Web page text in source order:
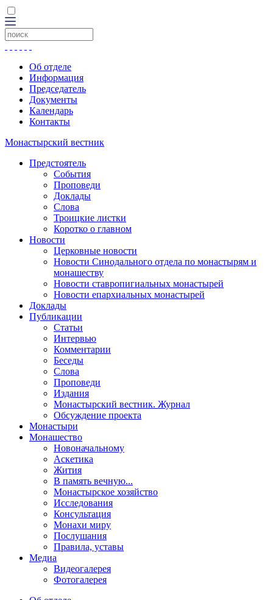
Об отделе
Информация
Председатель
Документы
Календарь
Контакты
Монастырский вестник
Предстоятель
События
Проповеди
Доклады
Слова
Троицкие листки
Коротко о главном
Новости
Церковные новости
Новости Синодального отдела по монастырям и
монашеству
Новости ставропигиальных монастырей
Новости епархиальных монастырей
Доклады
Публикации
Статьи
Интервью
Комментарии
Беседы
Слова
Проповеди
Издания
Монастырский вестник. Журнал
Обсуждение проекта
Монастыри
Монашество
Новоначальному
Аскетика
Жития
В память вечную...
Монастырское хозяйство
Исследования
Консультация
Монахи миру
Послушания
Правила, уставы
Медиа
Видеогалерея
Фотогалерея